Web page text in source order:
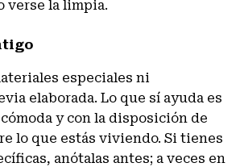
verse la limpia.
especiales ni
elaborada. Lo que sí ayuda es
y con la disposición de
lo que estás viviendo. Si tienes
anótalas antes; a veces en